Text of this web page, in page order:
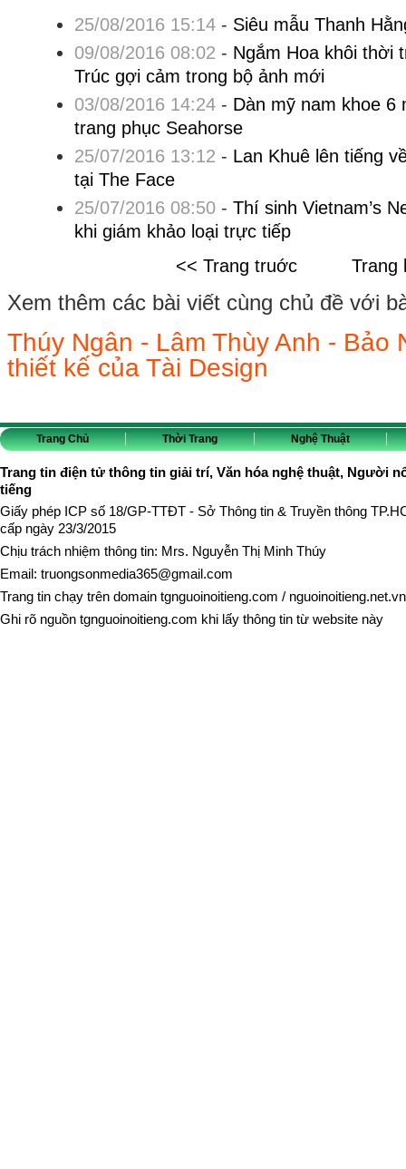
25/08/2016 15:14- Siêu mẫu Thanh
09/08/2016 08:02 - Ngắm Hoa khôi thời
Trúc gợi cảm trong bộ ảnh mới
03/08/2016 14:24- Dàn mỹ nam khoe 6
trang phục Seahorse
25/07/2016 13:12 - Lan Khuê lên tiếng
tại The Face
25/07/2016 08:50- Thí sinh Vietnam’s
khi giám khảo loại trực tiếp
<< Trang truớc
Trang
Xem thêm các bài viết cùng chủ đề với
Thúy Ngân - Lâm Thùy Anh - Bảo
thiết kế của Tài Design
Trang Chủ Thời Trang Nghệ Thuật
Trang tin điện tử thông tin giải trí, Văn hóa nghệ thuật, Người
tiếng
Giấy phép ICP số 18/GP-TTĐT - Sở Thông tin & Truyền thông
cấp ngày 23/3/2015
Chịu trách nhiệm thông tin: Mrs. Nguyễn Thị Minh Thúy
Email: truongsonmedia365@gmail.com
Trang tin chạy trên domain tgnguoinoitieng.com / nguoinoitieng.net.vn
Ghi rõ nguồn tgnguoinoitieng.com khi lấy thông tin từ website này